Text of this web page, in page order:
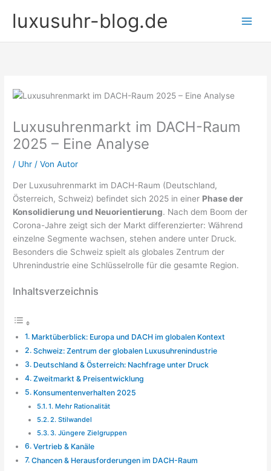
Inhaltluxusuhr-blog.de
Luxusuhrenmarkt im DACH-Raum
2025 – Eine Analyse
/ Uhr / VonAutor
Der Luxusuhrenmarkt im DACH-Raum (Deutschland,
Österreich, Schweiz) befindet sich 2025 in einer Phase der
Konsolidierung und Neuorientierung. Nach dem Boom der
Corona-Jahre zeigt sich der Markt differenzierter: Während
einzelne Segmente wachsen, stehen andere unter Druck.
Besonders die Schweiz spielt als globales Zentrum der
Uhrenindustrie eine Schlüsselrolle für die gesamte Region.
Inhaltsverzeichnis
Marktüberblick: Europa und DACH im globalen Kontext
Schweiz: Zentrum der globalen Luxusuhrenindustrie
Deutschland & Österreich: Nachfrage unter Druck
Zweitmarkt & Preisentwicklung
Konsumentenverhalten 2025
1. Mehr Rationalität
2. Stilwandel
3. Jüngere Zielgruppen
Vertrieb & Kanäle
Chancen & Herausforderungen im DACH-Raum